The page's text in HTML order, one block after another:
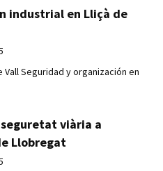
industrial en Lliçà de
Seguridad y organización en
viària a
Llobregat